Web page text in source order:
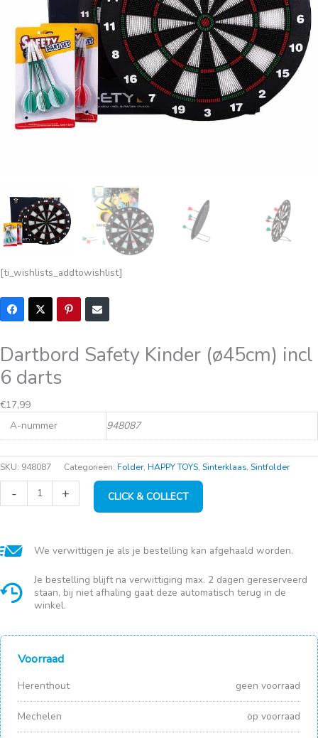
[ti_wishlists_addtowishlist]
Dartbord Safety Kinder (ø45cm) incl
6 darts
€17,99
A-nummer
948087
SKU: 948087 Categorieën: Folder, HAPPY TOYS, Sinterklaas, Sintfolder
-
Dartbord
Safety
6
+ CLICK & COLLECT
We verwittigen je als je bestelling kan afgehaald worden.
Je bestelling blijft na verwittiging max. 2 dagen gereserveerd
staan, bij niet afhaling gaat deze automatisch terug in de
winkel.
Voorraad
Herenthout geen voorraad
Mechelen op voorraad